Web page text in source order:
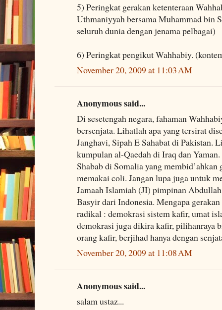
5) Peringkat gerakan ketenteraan
Uthmaniyyah bersama Muhammad bin
seluruh dunia dengan jenama pelbagai)
6) Peringkat pengikut Wahhabiy.
November 20, 2009 at 11:03 AM
Anonymous said...
Di sesetengah negara, fahaman
bersenjata. Lihatlah apa yang tersirat
Janghavi, Sipah E Sahabat di Pakistan.
kumpulan al-Qaedah di Iraq dan
Shabab di Somalia yang
memakai coli. Jangan lupa juga untuk
Jamaah Islamiah (JI) pimpinan
Basyir dari Indonesia. Mengapa
radikal : demokrasi sistem kafir, umat
demokrasi juga dikira kafir, pilihanraya
orang kafir, berjihad hanya dengan
November 20, 2009 at 11:08 AM
Anonymous said...
salam ustaz...